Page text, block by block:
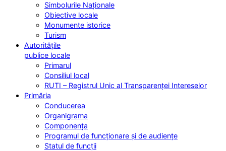
Simbolurile Naționale
Obiective locale
Monumente istorice
Turism
Autoritățile
publice locale
Primarul
Consiliul local
RUTI – Registrul Unic al Transparenței Intereselor
Primăria
Conducerea
Organigrama
Componența
Programul de funcționare și de audiențe
Statul de funcții